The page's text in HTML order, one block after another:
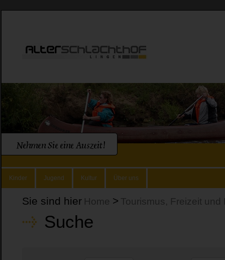
Kinder Jugend Kultur Über uns
Sie sind hier Home > Tourismus, Freizeit und
Suche